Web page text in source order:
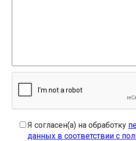
Я согласен(а) на обработку
данных в соответствии с